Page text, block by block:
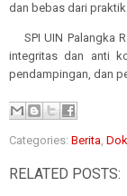
dan bebas dari
SPI UIN Palangka
integritas dan anti
pendampingan, dan
Categories: Berita
RELATED POSTS: